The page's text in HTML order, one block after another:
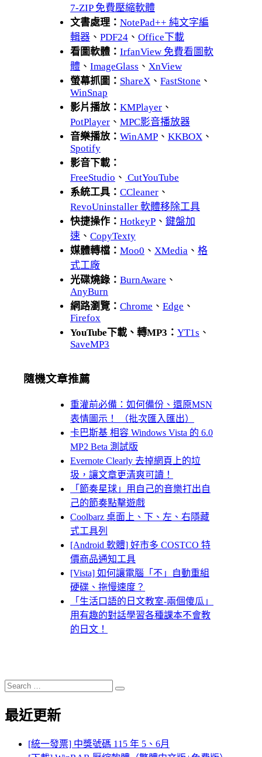
7-ZIP 免費壓縮軟體
文書處理： NotePad++ 純文字編
輯器 、 PDF24 、 Office下載
看圖軟體： IrfanView 免費看圖軟
體 、 ImageGlass 、 XnView
螢幕抓圖： ShareX 、 FastStone 、
WinSnap
影片播放： KMPlayer 、
PotPlayer 、 MPC影音播放器
音樂播放： WinAMP 、 KKBOX 、
Spotify
影音下載：
FreeStudio 、 CutYouTube
系統工具： CCleaner 、
RevoUninstaller 軟體移除工具
快捷操作： HotkeyP 、 鍵盤加
速 、 CopyTexty
媒體轉檔： Moo0 、 XMedia 、 格
式工廠
光碟燒錄： BurnAware 、
AnyBurn
網路瀏覽： Chrome 、 Edge 、
Firefox
YouTube下載、轉MP3： YT1s 、
SaveMP3
隨機文章推薦
重灌前必備：如何備份、還原MSN
表情圖示！ （批次匯入匯出）
卡巴斯基 相容 Windows Vista 的 6.0
MP2 Beta 測試版
Evernote Clearly 去掉網頁上的垃
圾，讓文章更清爽可讀！
「節奏星球」用自己的音樂打出自
己的節奏點擊遊戲
Coolbarz 桌面上、下、左、右隱藏
式工具列
[Android 軟體] 好市多 COSTCO 特
價商品通知工具
[Vista] 如何讓電腦「不」自動重組
硬碟、拖慢速度？
「生活口語的日文教室-兩個傻瓜」
用有趣的對話學習各種課本不會教
的日文！
Search
for:
Search
最近更新
[統一發票] 中獎號碼 115 年 5、6月